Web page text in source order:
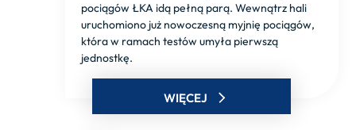
pociągów ŁKA idą pełną parą. Wewnątrz hali
uruchomiono już nowoczesną myjnię pociągów,
która w ramach testów umyła pierwszą
jednostkę.
WIĘCEJ